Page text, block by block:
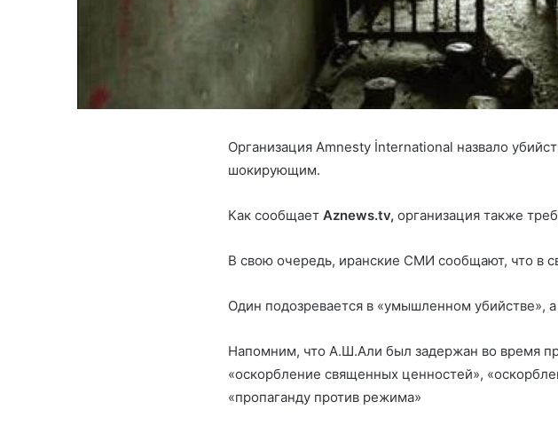
Организация Amnesty İnternational назвало
шокирующим.
Как сообщает Aznews.tv, организация также
В свою очередь, иранские СМИ сообщают, что в
Один подозревается в «умышленном убийстве»,
Напомним, что А.Ш.Али был задержан во время
«оскорбление священных ценностей»,
«пропаганду против режима»